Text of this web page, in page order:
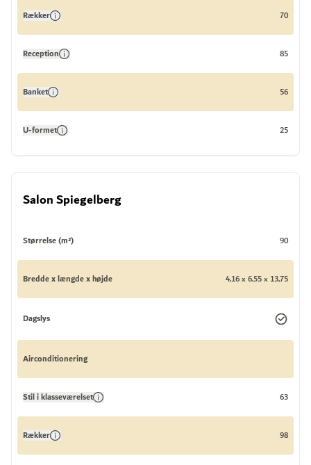
Rækker 70
Reception 85
Banket 56
U-formet 25
Salon Spiegelberg
Størrelse (m²) 90
Bredde x længde x højde 4,16 x 6,55 x 13,75
Dagslys
Airconditionering
Stil i klasseværelset 63
Rækker 98